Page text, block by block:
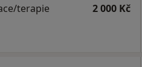
terapie 2 000 Kč